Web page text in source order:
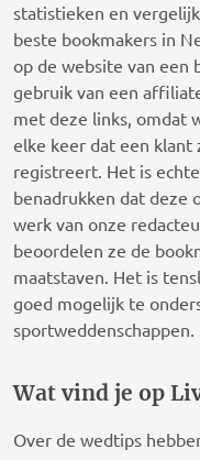
statistieken en
beste bookmakers in
op de website van een
gebruik van een
met deze links, omdat
elke keer dat een klant
registreert. Het is
benadrukken dat deze
werk van onze
beoordelen ze de
maatstaven. Het is
goed mogelijk te
sportweddenschappen.
Wat vind je op
Over de wedtips